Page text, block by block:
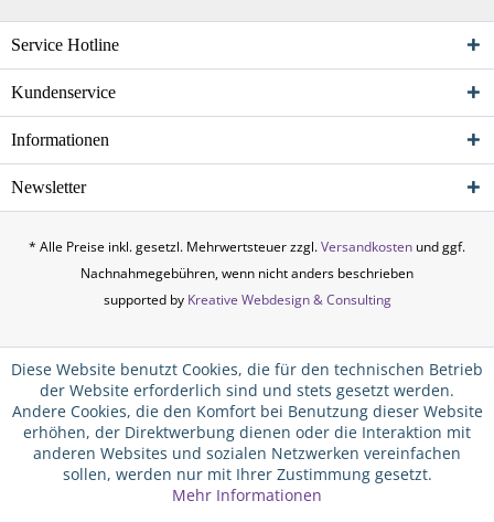
Service Hotline
Kundenservice
Informationen
Newsletter
* Alle Preise inkl. gesetzl. Mehrwertsteuer zzgl.Versandkosten und ggf.
Nachnahmegebühren, wenn nicht anders beschrieben
supported by Kreative Webdesign & Consulting
Diese Website benutzt Cookies, die für den technischen Betrieb
der Website erforderlich sind und stets gesetzt werden.
Andere Cookies, die den Komfort bei Benutzung dieser Website
erhöhen, der Direktwerbung dienen oder die Interaktion mit
anderen Websites und sozialen Netzwerken vereinfachen
sollen, werden nur mit Ihrer Zustimmung gesetzt.
Mehr Informationen